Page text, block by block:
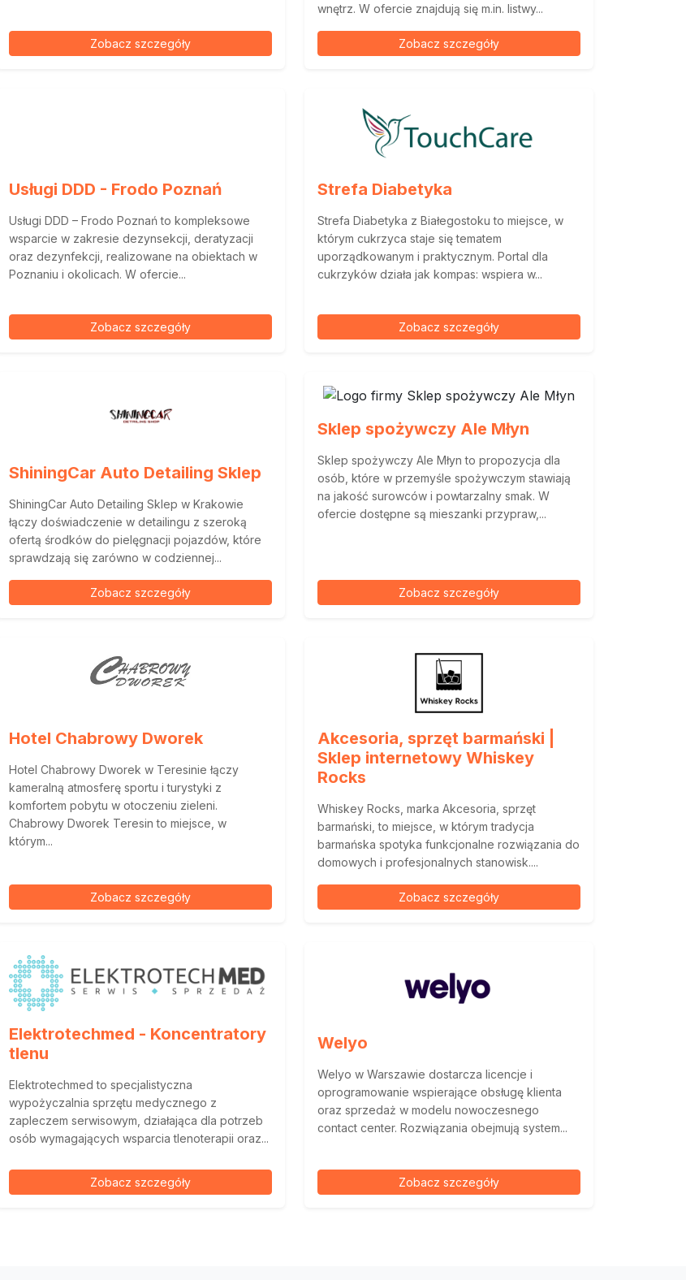
Zobacz szczegóły
wnętrz. W ofercie znajdują się m.in. listwy...
Zobacz szczegóły
Usługi DDD - Frodo Poznań
Usługi DDD – Frodo Poznań to kompleksowe
wsparcie w zakresie dezynsekcji, deratyzacji
oraz dezynfekcji, realizowane na obiektach w
Poznaniu i okolicach. W ofercie...
Zobacz szczegóły
Strefa Diabetyka
Strefa Diabetyka z Białegostoku to miejsce, w
którym cukrzyca staje się tematem
uporządkowanym i praktycznym. Portal dla
cukrzyków działa jak kompas: wspiera w...
Zobacz szczegóły
ShiningCar Auto Detailing Sklep
ShiningCar Auto Detailing Sklep w Krakowie
łączy doświadczenie w detailingu z szeroką
ofertą środków do pielęgnacji pojazdów, które
sprawdzają się zarówno w codziennej...
Zobacz szczegóły
Sklep spożywczy Ale Młyn
Sklep spożywczy Ale Młyn to propozycja dla
osób, które w przemyśle spożywczym stawiają
na jakość surowców i powtarzalny smak. W
ofercie dostępne są mieszanki przypraw,...
Zobacz szczegóły
Hotel Chabrowy Dworek
Hotel Chabrowy Dworek w Teresinie łączy
kameralną atmosferę sportu i turystyki z
komfortem pobytu w otoczeniu zieleni.
Chabrowy Dworek Teresin to miejsce, w
którym...
Zobacz szczegóły
Akcesoria, sprzęt barmański |
Sklep internetowy Whiskey
Rocks
Whiskey Rocks, marka Akcesoria, sprzęt
barmański, to miejsce, w którym tradycja
barmańska spotyka funkcjonalne rozwiązania do
domowych i profesjonalnych stanowisk....
Zobacz szczegóły
Elektrotechmed - Koncentratory
tlenu
Elektrotechmed to specjalistyczna
wypożyczalnia sprzętu medycznego z
zapleczem serwisowym, działająca dla potrzeb
osób wymagających wsparcia tlenoterapii oraz...
Zobacz szczegóły
Welyo
Welyo w Warszawie dostarcza licencje i
oprogramowanie wspierające obsługę klienta
oraz sprzedaż w modelu nowoczesnego
contact center. Rozwiązania obejmują system...
Zobacz szczegóły